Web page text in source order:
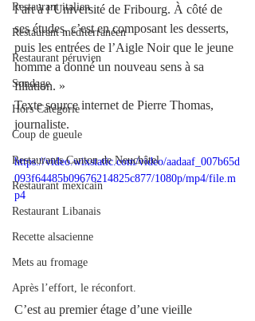
Restaurant italien
Restaurant méditerranéen
Restaurant péruvien
Sondage
Hors Catégorie
Coup de gueule
Restaurants Canton de Neuchâtel
Restaurant mexicain
Restaurant Libanais
Recette alsacienne
Mets au fromage
Après l’effort, le réconfort.
l’art à l’Université de Fribourg. À côté de
ses études, c’est en composant les desserts,
puis les entrées de l’Aigle Noir que le jeune
homme a donné un nouveau sens à sa
filiation. »
Texte source internet de Pierre Thomas,
journaliste.
https://video.wixstatic.com/video/aadaaf_007b65d
093f64485b09676214825c877/1080p/mp4/file.m
p4
C’est au premier étage d’une vieille